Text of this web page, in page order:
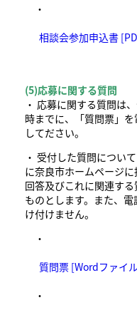
・
相談会参加申込書
(5)応募に関する質問
・ 応募に関する質問は
時までに、「質問票」
してださい。
・ 受付した質問につい
に奈良市ホームページ
回答及びこれに関連す
ものとします。また、
け付けません。
・
質問票 [Wordファイ
・